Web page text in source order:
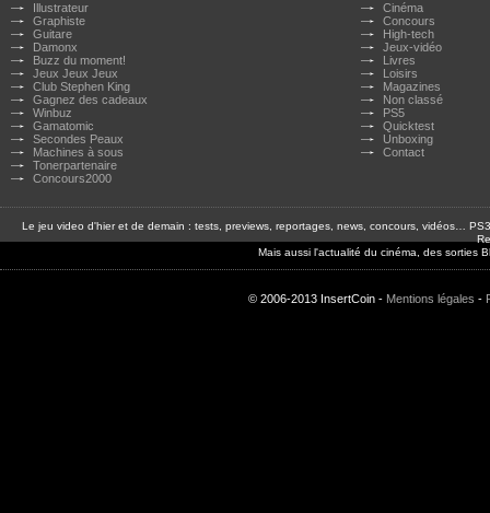
Illustrateur
Graphiste
Guitare
Damonx
Buzz du moment!
Jeux Jeux Jeux
Club Stephen King
Gagnez des cadeaux
Winbuz
Gamatomic
Secondes Peaux
Machines à sous
Tonerpartenaire
Concours2000
Cinéma
Concours
High-tech
Jeux-vidéo
Livres
Loisirs
Magazines
Non classé
PS5
Quicktest
Unboxing
Contact
Le jeu video d'hier et de demain : tests, previews, reportages, news, concours, vidéos…
Mais aussi l'actualité du cinéma, des sorties
© 2006-2013 InsertCoin - Mentions légales -